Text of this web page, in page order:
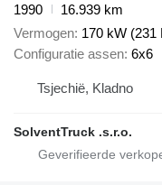
1990
16.939 km
Vermogen 170 kW (231
Configuratie assen 6x6
Tsjechië, Kladno
SolventTruck .s.r.o.